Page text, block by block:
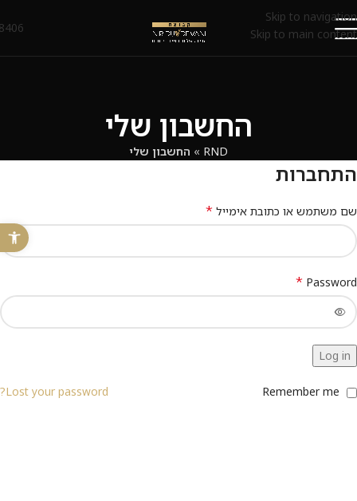
Skip to navigation
Skip to main content
החשבון שלי
RND
» החשבון שלי
התחברות
שם משתמש או כתובת אימייל *
Password
*
Log in
Lost your password? Remember me